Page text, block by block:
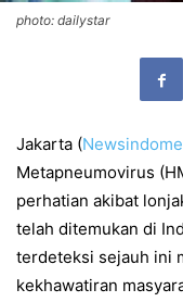
photo: dailystar
Jakarta (
Metapneumovirus
perhatian akibat
telah ditemukan di
terdeteksi sejauh ini
kekhawatiran